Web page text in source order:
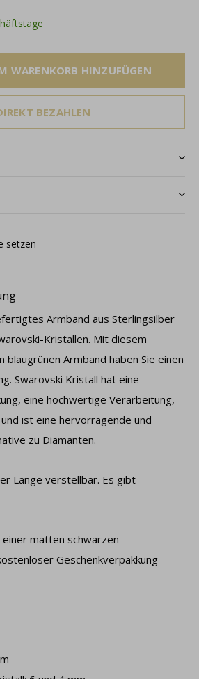
WARENKORB HINZUFÜGEN
BEZAHLEN
setzen
Armband aus Sterlingsilber
Kristallen. Mit diesem
blaugrünen Armband haben Sie einen
Swarovski Kristall hat eine
eine hochwertige Verarbeitung,
ist eine hervorragende und
zu Diamanten.
Länge verstellbar. Es gibt
matten schwarzen
Geschenkverpakkung